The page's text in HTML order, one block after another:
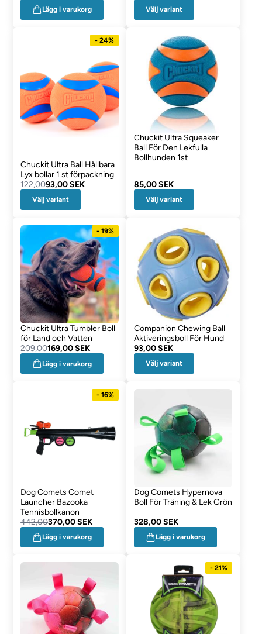
Lägg i varukorg Välj variant
- 24%
Chuckit Ultra Ball Hållbara
Lyx bollar 1 st förpackning
122,0093,00 SEK
Välj variant
Chuckit Ultra Squeaker
Ball För Den Lekfulla
Bollhunden 1st
85,00 SEK
Välj variant
- 19%
Chuckit Ultra Tumbler Boll
för Land och Vatten
209,00169,00 SEK
Lägg i varukorg
Companion Chewing Ball
Aktiveringsboll För Hund
93,00 SEK
Välj variant
- 16%
Dog Comets Comet
Launcher Bazooka
Tennisbollkanon
442,00370,00 SEK
Lägg i varukorg
Dog Comets Hypernova
Boll För Träning & Lek Grön
328,00 SEK
Lägg i varukorg
- 21%